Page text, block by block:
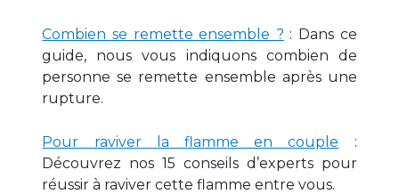
Combien se remette ensemble ? : Dans ce
guide, nous vous indiquons combien de
personne se remette ensemble après une
rupture.
Pour raviver la flamme en couple :
Découvrez nos 15 conseils d’experts pour
réussir à raviver cette flamme entre vous.